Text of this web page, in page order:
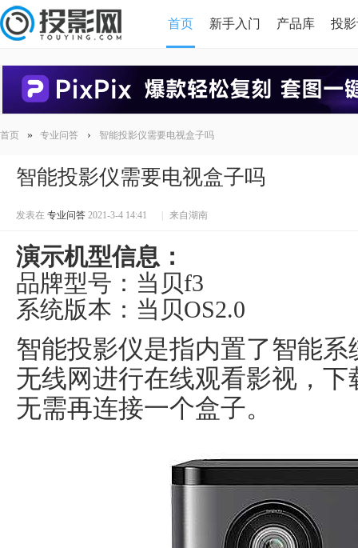
首页 新手入门 产品库 投
首页 » 专业问答 › 智能投影仪需要电视盒子吗
智能投影仪需要电视盒子吗
发表在 专业问答 2021-3-4 14:41 来自湖南
演示机型信息：
品牌型号：当贝f3
系统版本：当贝OS2.0
智能投影仪是指内置了智能
无线网进行在线观看影视，
无需再连接一个盒子。